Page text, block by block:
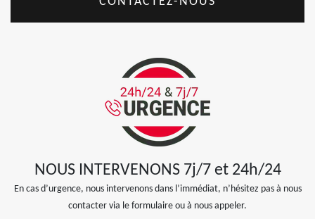
NOUS INTERVENONS 7j/7 et 24h/24
En cas d’urgence, nous intervenons dans l’immédiat, n’hésitez pas à nous
contacter via le formulaire ou à nous appeler.